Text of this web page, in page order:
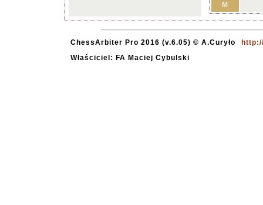
M
ChessArbiter Pro 2016 (v.6.05) © A.Curyło
Właściciel: FA Maciej Cybulski